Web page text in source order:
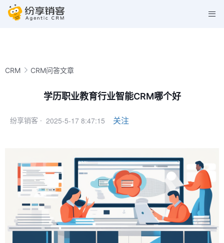
CRM CRM问答文章
学历职业教育行业智能CRM哪个好
纷享销客 · 2025-5-17 8:47:15 关注